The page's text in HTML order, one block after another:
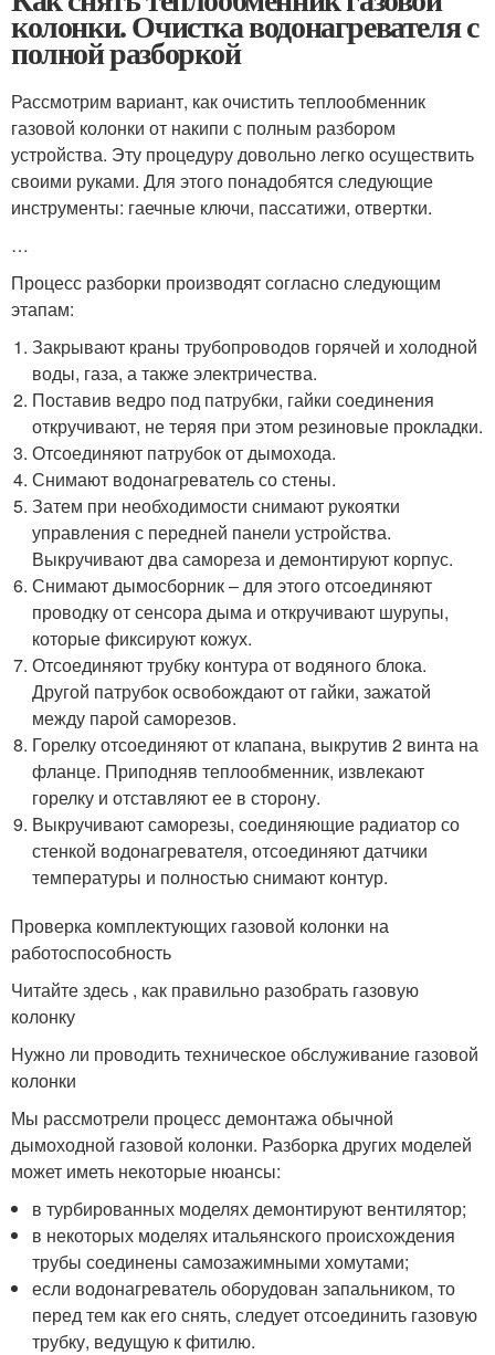
колонки. Очистка водонагревателя с
полной разборкой
Рассмотрим вариант, как очистить теплообменник
газовой колонки от накипи с полным разбором
устройства. Эту процедуру довольно легко осуществить
своими руками. Для этого понадобятся следующие
инструменты: гаечные ключи, пассатижи, отвертки.
…
Процесс разборки производят согласно следующим
этапам:
Закрывают краны трубопроводов горячей и холодной
воды, газа, а также электричества.
Поставив ведро под патрубки, гайки соединения
откручивают, не теряя при этом резиновые прокладки.
Отсоединяют патрубок от дымохода.
Снимают водонагреватель со стены.
Затем при необходимости снимают рукоятки
управления с передней панели устройства.
Выкручивают два самореза и демонтируют корпус.
Снимают дымосборник – для этого отсоединяют
проводку от сенсора дыма и откручивают шурупы,
которые фиксируют кожух.
Отсоединяют трубку контура от водяного блока.
Другой патрубок освобождают от гайки, зажатой
между парой саморезов.
Горелку отсоединяют от клапана, выкрутив 2 винта на
фланце. Приподняв теплообменник, извлекают
горелку и отставляют ее в сторону.
Выкручивают саморезы, соединяющие радиатор со
стенкой водонагревателя, отсоединяют датчики
температуры и полностью снимают контур.
Проверка комплектующих газовой колонки на
работоспособность
Читайте здесь , как правильно разобрать газовую
колонку
Нужно ли проводить техническое обслуживание газовой
колонки
Мы рассмотрели процесс демонтажа обычной
дымоходной газовой колонки. Разборка других моделей
может иметь некоторые нюансы:
в турбированных моделях демонтируют вентилятор;
в некоторых моделях итальянского происхождения
трубы соединены самозажимными хомутами;
если водонагреватель оборудован запальником, то
перед тем как его снять, следует отсоединить газовую
трубку, ведущую к фитилю.